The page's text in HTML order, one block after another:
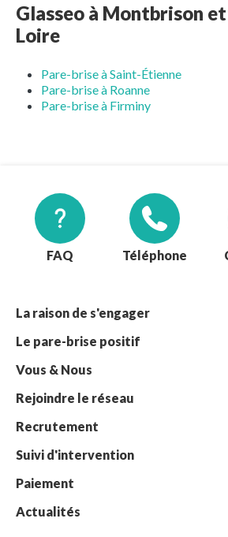
Glasseo à Montbrison
Loire
Pare-brise à Saint-Étienne
Pare-brise à Roanne
Pare-brise à Firminy
FAQ Téléphone
La raison de s'engager
Le pare-brise positif
Vous & Nous
Rejoindre le réseau
Recrutement
Suivi d'intervention
Paiement
Actualités